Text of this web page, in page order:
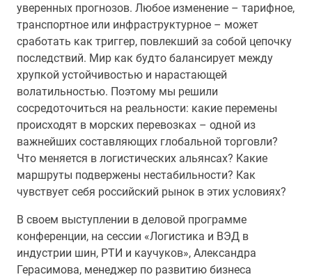
уверенных прогнозов. Любое изменение – тарифное,
транспортное или инфраструктурное – может
сработать как триггер, повлекший за собой цепочку
последствий. Мир как будто балансирует между
хрупкой устойчивостью и нарастающей
волатильностью. Поэтому мы решили
сосредоточиться на реальности: какие перемены
происходят в морских перевозках – одной из
важнейших составляющих глобальной торговли?
Что меняется в логистических альянсах? Какие
маршруты подвержены нестабильности? Как
чувствует себя российский рынок в этих условиях?
В своем выступлении в деловой программе
конференции, на сессии «Логистика и ВЭД в
индустрии шин, РТИ и каучуков», Александра
Герасимова, менеджер по развитию бизнеса